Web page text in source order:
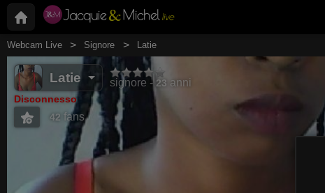
Webcam Live Signore Latie
Latie signore 23 anni
Disconnesso
42 fans